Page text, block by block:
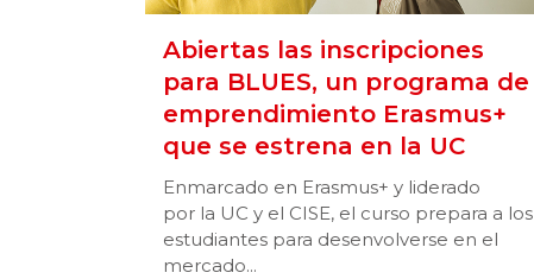
Abiertas las inscripciones
para BLUES, un programa de
emprendimiento Erasmus+
que se estrena en la UC
Enmarcado en Erasmus+ y liderado
por la UC y el CISE, el curso prepara a los
estudiantes para desenvolverse en el
mercado...